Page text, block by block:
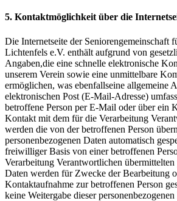
5. Kontaktmöglichkeit über die
Die Internetseite der Seniorengemeinschaft
Lichtenfels e.V. enthält aufgrund von
Angaben,die eine schnelle elektronische
unserem Verein sowie eine unmittelbare
ermöglichen, was ebenfallseine allgemeine
elektronischen Post (E-Mail-Adresse)
betroffene Person per E-Mail oder über ein
Kontakt mit dem für die Verarbeitung
werden die von der betroffenen Person
personenbezogenen Daten automatisch
freiwilliger Basis von einer betroffenen
Verarbeitung Verantwortlichen übermittelten
Daten werden für Zwecke der Bearbeitung
Kontaktaufnahme zur betroffenen Person
keine Weitergabe dieser